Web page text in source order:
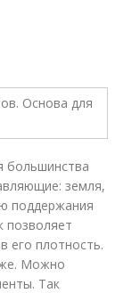
большинства
земля,
поддержания
позволяет
его плотность.
Можно
Так